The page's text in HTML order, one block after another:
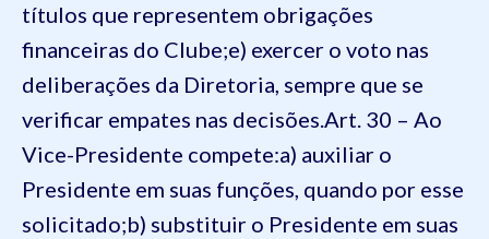
títulos que representem obrigações
financeiras do Clube;e) exercer o voto nas
deliberações da Diretoria, sempre que se
verificar empates nas decisões.Art. 30 – Ao
Vice-Presidente compete:a) auxiliar o
Presidente em suas funções, quando por esse
solicitado;b) substituir o Presidente em suas